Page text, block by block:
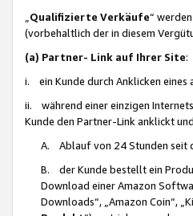
Qualifizierte Verkäufe“
(vorbehaltlich der in diesem
(a) Partner- Link auf Ihrer Site:
i. ein Kunde durch Anklicken
ii. während einer einzigen
Kunde den Partner-Link anklickt
A. Ablauf von 24 Stunden seit
B. der Kunde bestellt ein
Download einer Amazon
Downloads“, „Amazon Coin“,